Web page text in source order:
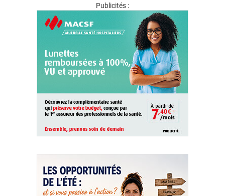
Publicités :